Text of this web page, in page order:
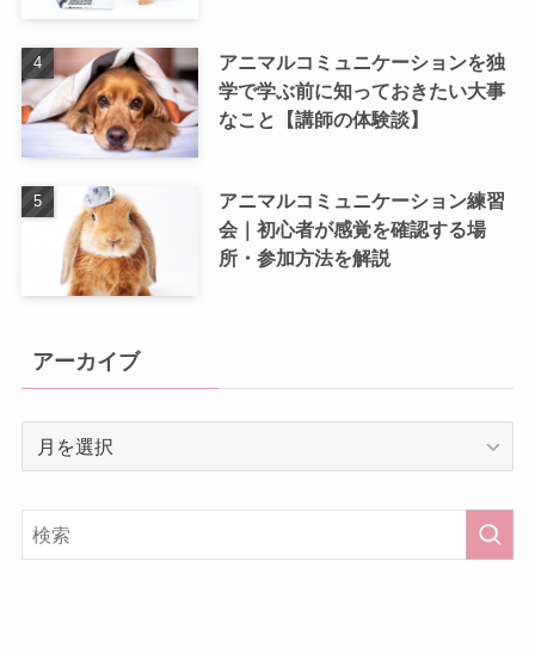
アニマルコミュニケーションを独
学で学ぶ前に知っておきたい大事
なこと【講師の体験談】
アニマルコミュニケーション練習
会｜初心者が感覚を確認する場
所・参加方法を解説
アーカイブ
イ
ブ